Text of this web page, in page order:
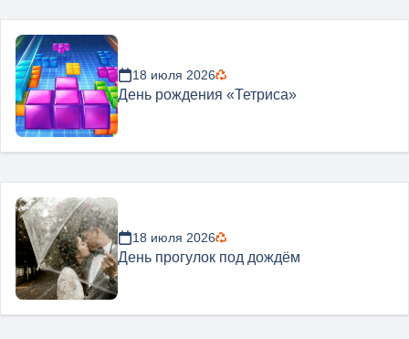
18 июля 2026
День рождения «Тетриса»
18 июля 2026
День прогулок под дождём